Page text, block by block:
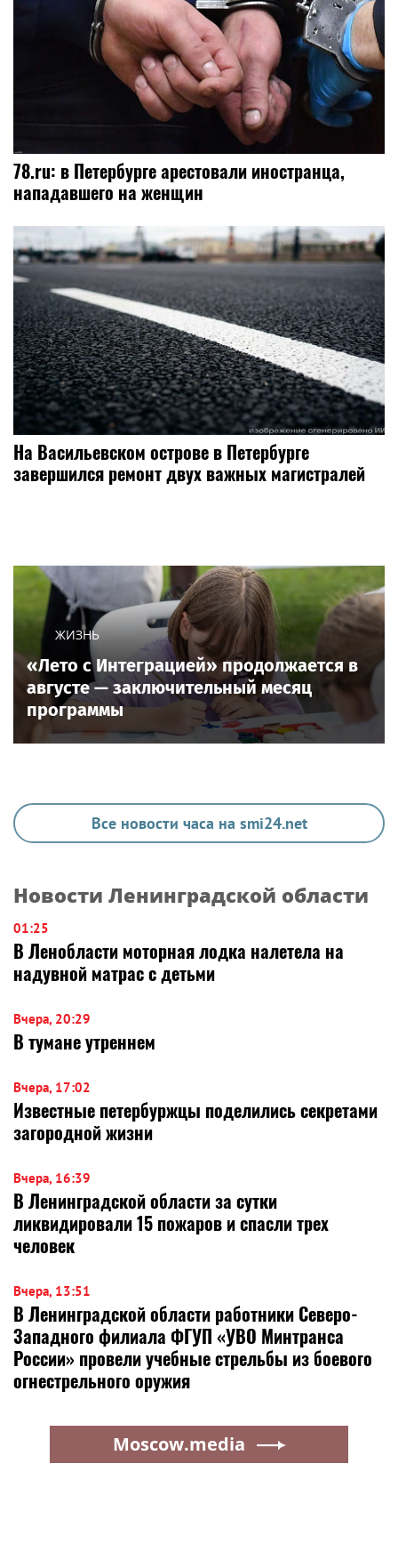
78.ru: в Петербурге арестовали иностранца,
нападавшего на женщин
На Васильевском острове в Петербурге
завершился ремонт двух важных магистралей
ЖИЗНЬ
«Лето с Интеграцией» продолжается в
августе — заключительный месяц
программы
Все новости часа на smi24.net
Новости Ленинградской области
01:25
В Ленобласти моторная лодка налетела на
надувной матрас с детьми
Вчера, 20:29
В тумане утреннем
Вчера, 17:02
Известные петербуржцы поделились секретами
загородной жизни
Вчера, 16:39
В Ленинградской области за сутки
ликвидировали 15 пожаров и спасли трех
человек
Вчера, 13:51
В Ленинградской области работники Северо-
Западного филиала ФГУП «УВО Минтранса
России» провели учебные стрельбы из боевого
огнестрельного оружия
Moscow.media